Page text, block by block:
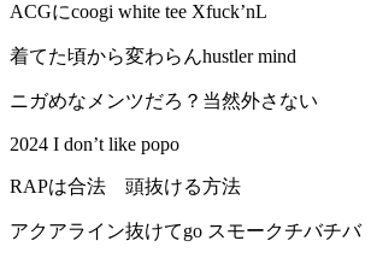
ACGにcoogi white tee Xfuck’nL
着てた頃から変わらんhustler mind
ニガめなメンツだろ？当然外さない
2024 I don’t like popo
RAPは合法 頭抜ける方法
アクアライン抜けてgo スモークチバチバ